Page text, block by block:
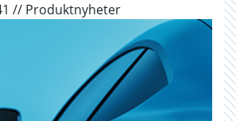
// Produktnyheter